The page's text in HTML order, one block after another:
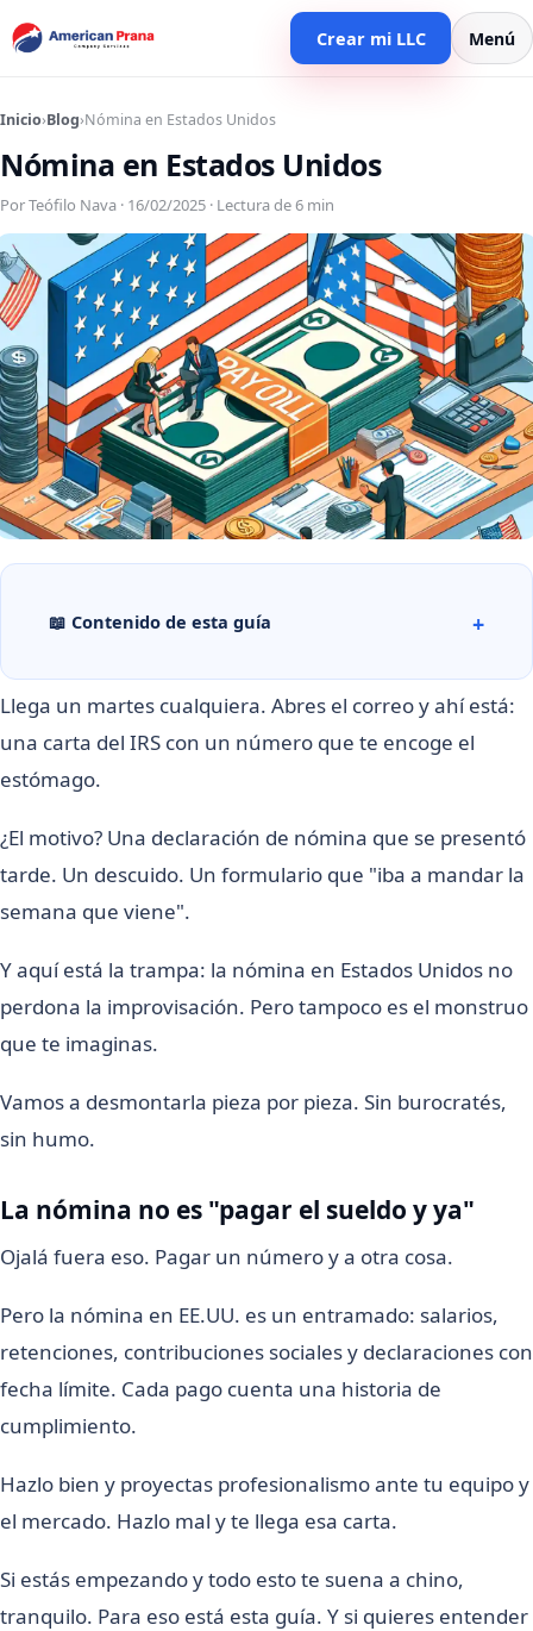
Crear mi LLC Menú
Inicio›Blog›Nómina en Estados Unidos
Nómina en Estados Unidos
Por Teófilo Nava · 16/02/2025 · Lectura de 6 min
📖 Contenido de esta guía
Llega un martes cualquiera. Abres el correo y ahí está:
una carta del IRS con un número que te encoge el
estómago.
¿El motivo? Una declaración de nómina que se presentó
tarde. Un descuido. Un formulario que "iba a mandar la
semana que viene".
Y aquí está la trampa: la nómina en Estados Unidos no
perdona la improvisación. Pero tampoco es el monstruo
que te imaginas.
Vamos a desmontarla pieza por pieza. Sin burocratés,
sin humo.
La nómina no es "pagar el sueldo y ya"
Ojalá fuera eso. Pagar un número y a otra cosa.
Pero la nómina en EE.UU. es un entramado: salarios,
retenciones, contribuciones sociales y declaraciones con
fecha límite. Cada pago cuenta una historia de
cumplimiento.
Hazlo bien y proyectas profesionalismo ante tu equipo y
el mercado. Hazlo mal y te llega esa carta.
Si estás empezando y todo esto te suena a chino,
tranquilo. Para eso está esta guía. Y si quieres entender